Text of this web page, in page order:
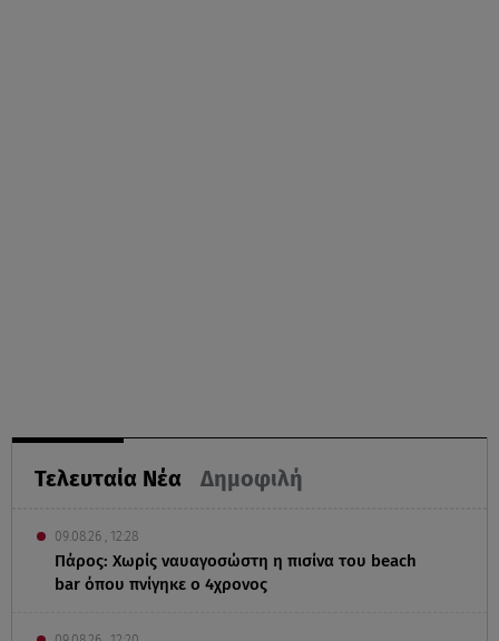
Τελευταία Νέα Δημοφιλή
09.08.26 , 12:28
Πάρος: Χωρίς ναυαγοσώστη η πισίνα του beach
bar όπου πνίγηκε ο 4χρονος